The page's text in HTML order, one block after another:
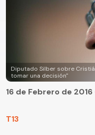
Diputado Silber sobre
tomar una decisión"
T13
16 de Febrero de